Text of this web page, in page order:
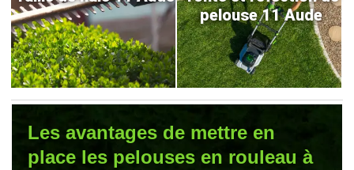
pelouse 11 Aude
Les avantages de mettre en
place les pelouses en rouleau à